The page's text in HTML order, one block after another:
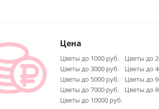
Цена
Цветы до 1000 руб.
Цветы до
Цветы до 3000 руб.
Цветы до
Цветы до 5000 руб.
Цветы до
Цветы до 7000 руб.
Цветы до
Цветы до 10000 руб.